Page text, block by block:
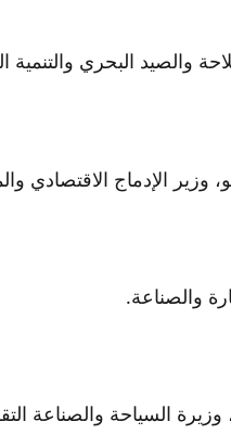
والصيد البحري والتنمية
الإدماج الاقتصادي
والصناعة.
السياحة والصناعة